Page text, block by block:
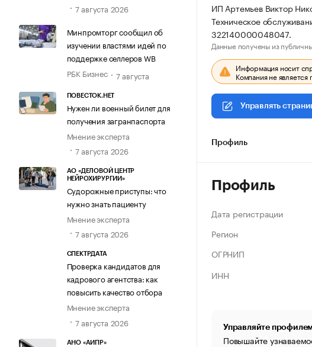
7 августа 2026
Минпромторг сообщил об
изучении властями идей по
поддержке селлеров WB
РБК Бизнес
7 августа
ПОВЕСТОК.НЕТ
Нужен ли военный билет для
получения загранпаспорта
Мнение эксперта
7 августа 2026
АО «ДЕЛОВОЙ ЦЕНТР
НЕЙРОХИРУРГИИ»
Судорожные приступы: что
нужно знать пациенту
Мнение эксперта
7 августа 2026
СПЕКТРДАТА
Проверка кандидатов для
кадрового агентства: как
повысить качество отбора
Мнение эксперта
7 августа 2026
АНО «АИПР»
ИП Артемьев Виктор
Техническое
322140000048047.
Данные получены из
Информация носит
Компания не
Управлять
Профиль
Профиль
Дата регистрации
Регион
ОГРНИП
ИНН
Управляйте
Повышайте